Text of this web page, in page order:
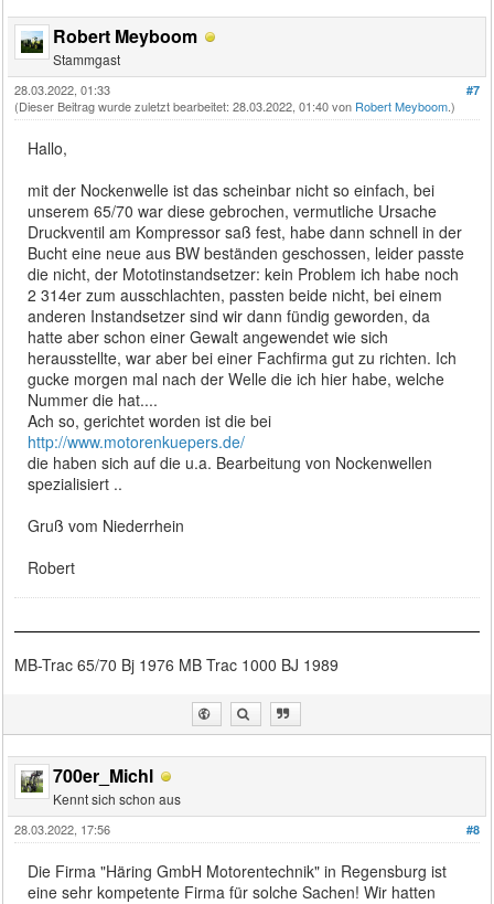
Robert Meyboom
Stammgast
#7
28.03.2022, 01:33
(Dieser Beitrag wurde zuletzt bearbeitet: 28.03.2022, 01:40 von Robert Meyboom.)
Hallo,
mit der Nockenwelle ist das scheinbar nicht so einfach, bei
unserem 65/70 war diese gebrochen, vermutliche Ursache
Druckventil am Kompressor saß fest, habe dann schnell in der
Bucht eine neue aus BW beständen geschossen, leider passte
die nicht, der Mototinstandsetzer: kein Problem ich habe noch
2 314er zum ausschlachten, passten beide nicht, bei einem
anderen Instandsetzer sind wir dann fündig geworden, da
hatte aber schon einer Gewalt angewendet wie sich
herausstellte, war aber bei einer Fachfirma gut zu richten. Ich
gucke morgen mal nach der Welle die ich hier habe, welche
Nummer die hat....
Ach so, gerichtet worden ist die bei
http://www.motorenkuepers.de/
die haben sich auf die u.a. Bearbeitung von Nockenwellen
spezialisiert ..
Gruß vom Niederrhein
Robert
MB-Trac 65/70 Bj 1976 MB Trac 1000 BJ 1989
700er_Michl
Kennt sich schon aus
#8
28.03.2022, 17:56
Die Firma "Häring GmbH Motorentechnik" in Regensburg ist
eine sehr kompetente Firma für solche Sachen! Wir hatten